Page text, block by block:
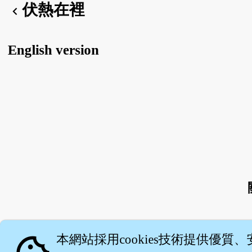
chevron_left伏熱在裡
English version
本網站採用cookies技術提供優質